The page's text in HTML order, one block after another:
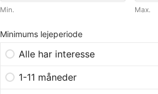
Min. Max.
Minimums lejeperiode
Alle har interesse
1-11 måneder